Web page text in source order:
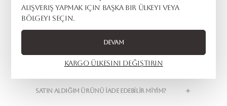
alışveriş yapmak için başka bir ülkeyi veya
bölgeyi seçin.
Devam
Kargo ülkesini değiştirin
Sıkça Sorulan
SATIN ALDIĞIM ÜRÜNÜ IADE EDEBILIR MIYIM?